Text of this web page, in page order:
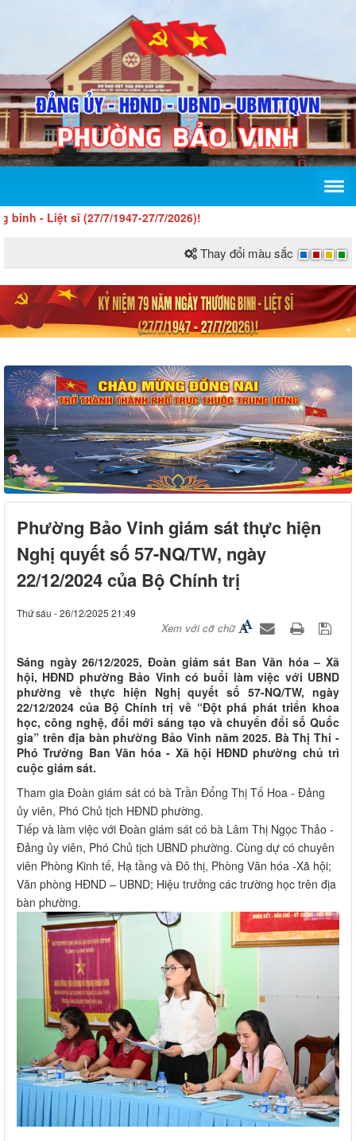
Liệt sĩ (27/7/1947-27/7/2026)!
Thay đổi màu sắc
Phường Bảo Vinh giám sát thực hiện
Nghị quyết số 57-NQ/TW, ngày
22/12/2024 của Bộ Chính trị
Thứ sáu - 26/12/2025 21:49
Xem với cỡ chữ
Sáng ngày 26/12/2025, Đoàn giám sát Ban Văn hóa – Xã
hội, HĐND phường Bảo Vinh có buổi làm việc với UBND
phường về thực hiện Nghị quyết số 57-NQ/TW, ngày
22/12/2024 của Bộ Chính trị về “Đột phá phát triển khoa
học, công nghệ, đổi mới sáng tạo và chuyển đổi số Quốc
gia” trên địa bàn phường Bảo Vinh năm 2025. Bà Thị Thi -
Phó Trưởng Ban Văn hóa - Xã hội HĐND phường chủ trì
cuộc giám sát.
Tham gia Đoàn giám sát có bà Trần Đổng Thị Tố Hoa - Đảng
ủy viên, Phó Chủ tịch HĐND phường.
Tiếp và làm việc với Đoàn giám sát có bà Lâm Thị Ngọc Thảo -
Đảng ủy viên, Phó Chủ tịch UBND phường. Cùng dự có chuyên
viên Phòng Kinh tế, Hạ tầng và Đô thị, Phòng Văn hóa -Xã hội;
Văn phòng HĐND – UBND; Hiệu trưởng các trường học trên địa
bàn phường.